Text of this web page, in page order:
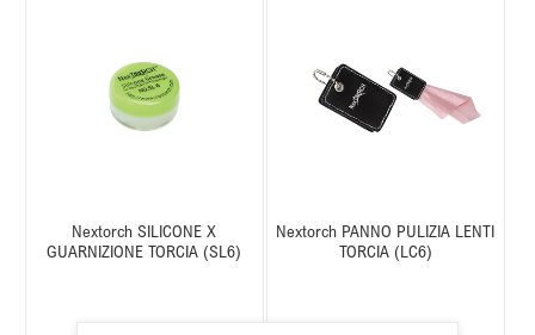
Nextorch SILICONE X
GUARNIZIONE TORCIA (SL6)
Nextorch PANNO PULIZIA LENTI
TORCIA (LC6)